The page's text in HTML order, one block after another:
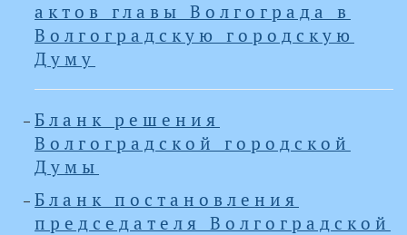
актов главы Волгограда в
Волгоградскую городскую
Думу
Бланк решения
Волгоградской городской
Думы
Бланк постановления
председателя Волгоградской